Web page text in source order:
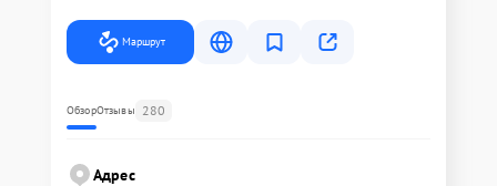
Маршрут
ОбзорОтзывы 280
Адрес